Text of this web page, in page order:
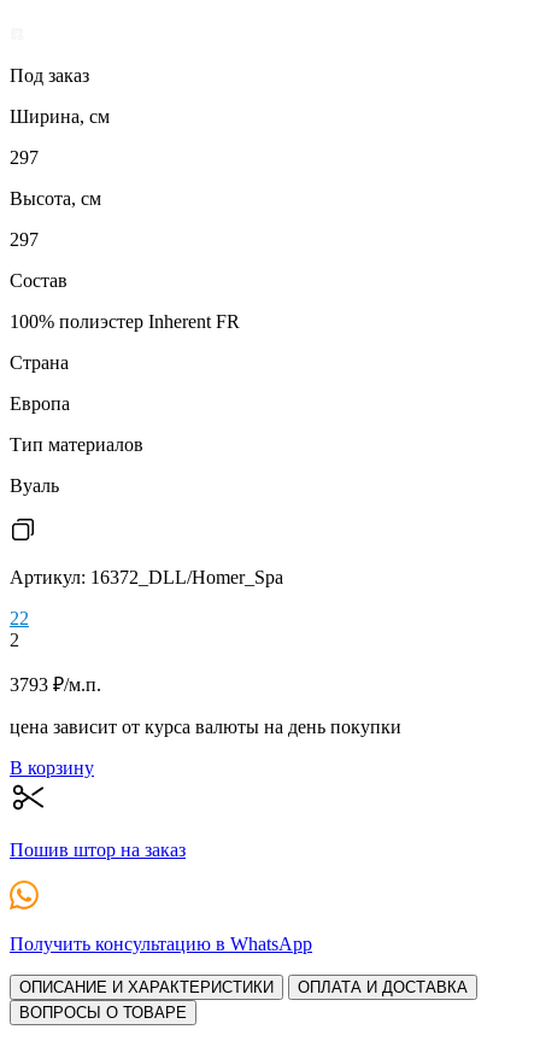
Под заказ
Ширина, см
297
Высота, см
297
Состав
100% полиэстер Inherent FR
Страна
Европа
Тип материалов
Вуаль
Артикул: 16372_DLL/Homer_Spa
22
2
3793 ₽/м.п.
цена зависит от курса валюты на день покупки
В корзину
Пошив штор на заказ
Получить консультацию в WhatsApp
ОПИСАНИЕ И ХАРАКТЕРИСТИКИ
ОПЛАТА И ДОСТАВКА
ВОПРОСЫ О ТОВАРЕ